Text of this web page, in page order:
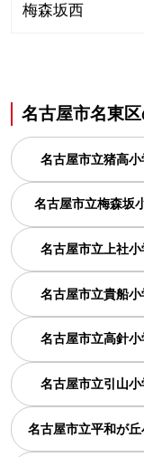
梅森坂西
名古屋市名東区
名古屋市立猪高小
名古屋市立梅森坂
名古屋市立上社小
名古屋市立貴船小
名古屋市立高針小
名古屋市立引山小
名古屋市立平和が